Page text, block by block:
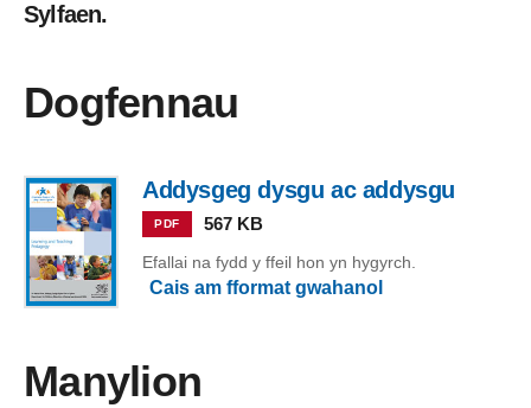
Sylfaen.
Dogfennau
Addysgeg dysgu ac addysgu
PDF 567 KB
Efallai na fydd y ffeil hon yn hygyrch.
Cais am fformat gwahanol
Manylion